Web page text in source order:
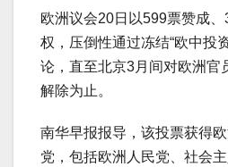
欧洲议会20日以599票赞成
权，压倒性通过冻结“欧中投
论，直至北京3月间对欧洲官
解除为止。
南华早报报导，该投票获得
党，包括欧洲人民党、社会